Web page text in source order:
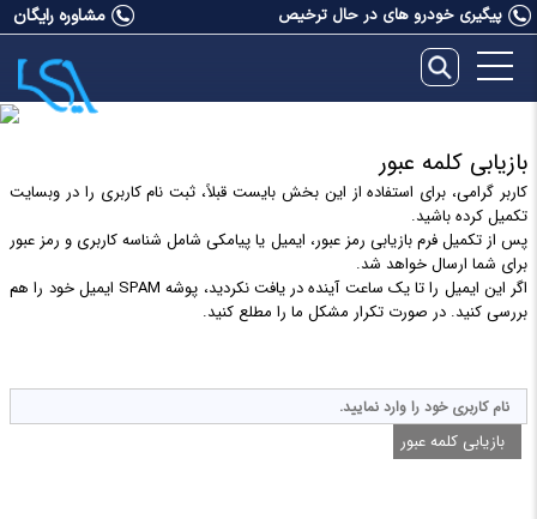
مشاوره رایگان پیگیری خودرو های در حال ترخیص
بازیابی کلمه عبور
کاربر گرامی، برای استفاده از این بخش بایست قبلاً، ثبت نام کاربری را در وبسایت
تکمیل کرده باشید.
پس از تکمیل فرم بازیابی رمز عبور، ایمیل یا پیامکی شامل شناسه کاربری و رمز عبور
برای شما ارسال خواهد شد.
اگر این ایمیل را تا یک ساعت آینده در یافت نکردید، پوشه SPAM ایمیل خود را هم
بررسی کنید. در صورت تکرار مشکل ما را مطلع کنید.